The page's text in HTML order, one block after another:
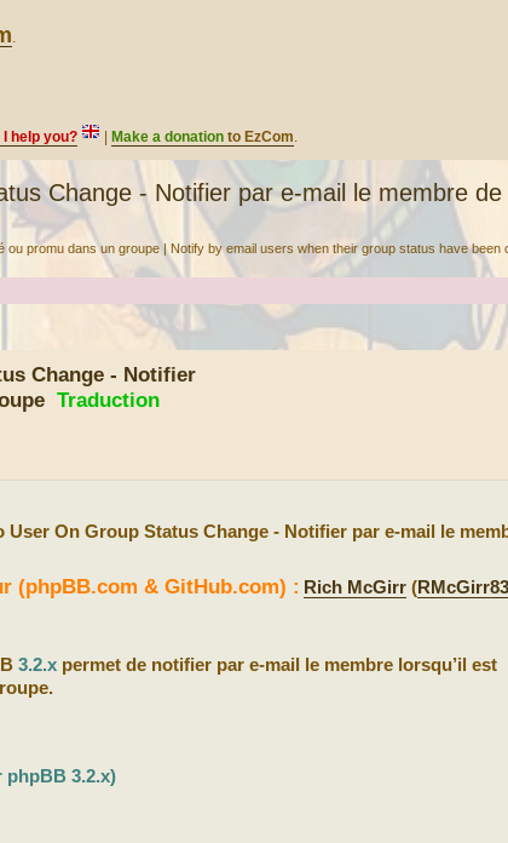
.
help you? Make a donation to EzCom.
Change - Notifier par e-mail le membre
promu dans un groupe | Notify by email users when their group status have been
Change - Notifier
Traduction
User On Group Status Change - Notifier par e-mail le
(phpBB.com & GitHub.com) : Rich McGirr (RMcGirr83
3.2.x permet de notifier par e-mail le membre lorsqu’il est
phpBB 3.2.x)